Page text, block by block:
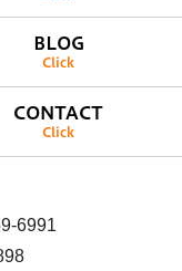
BLOG
Click
CONTACT
Click
6991